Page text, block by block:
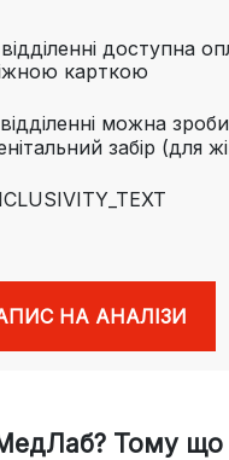
доступна
карткою
можна
забір (для
НА АНАЛІЗИ
Тому що